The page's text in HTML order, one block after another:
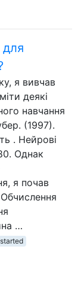
я вивчав
деякі
навчання
(1997).
. Нейрові
Однак
я почав
…